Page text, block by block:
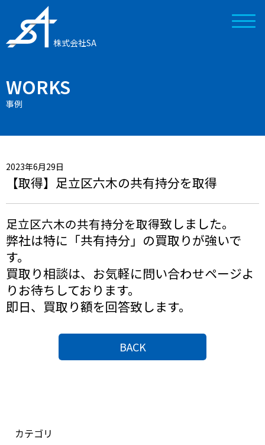
株式会社SA
WORKS
事例
2023年6月29日
【取得】足立区六木の共有持分を取得
足立区六木の共有持分を取得致しました。
弊社は特に「共有持分」の買取りが強いで
す。
買取り相談は、お気軽に問い合わせページよ
りお待ちしております。
即日、買取り額を回答致します。
BACK
カテゴリ